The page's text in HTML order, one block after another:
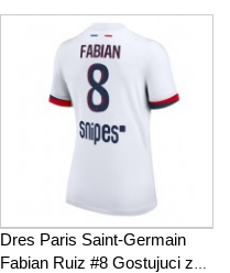
Dres Paris Saint-Germain
Fabian Ruiz #8 Gostujuci za